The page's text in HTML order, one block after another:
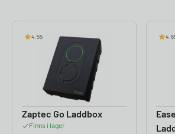
4.55
Zaptec Go Laddbox
Finns i lager